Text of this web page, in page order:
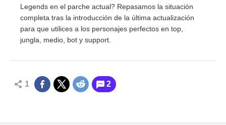
Legends en el parche actual? Repasamos la situación
completa tras la introducción de la última actualización
para que utilices a los personajes perfectos en top,
jungla, medio, bot y support.
1 2